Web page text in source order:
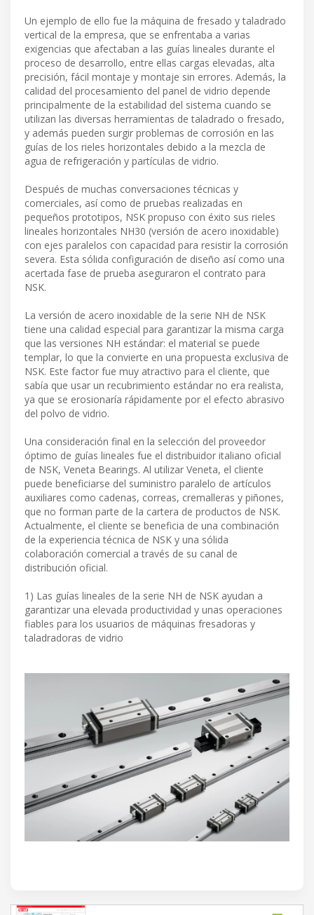
Un ejemplo de ello fue la máquina de fresado y taladrado
vertical de la empresa, que se enfrentaba a varias
exigencias que afectaban a las guías lineales durante el
proceso de desarrollo, entre ellas cargas elevadas, alta
precisión, fácil montaje y montaje sin errores. Además, la
calidad del procesamiento del panel de vidrio depende
principalmente de la estabilidad del sistema cuando se
utilizan las diversas herramientas de taladrado o fresado,
y además pueden surgir problemas de corrosión en las
guías de los rieles horizontales debido a la mezcla de
agua de refrigeración y partículas de vidrio.
Después de muchas conversaciones técnicas y
comerciales, así como de pruebas realizadas en
pequeños prototipos, NSK propuso con éxito sus rieles
lineales horizontales NH30 (versión de acero inoxidable)
con ejes paralelos con capacidad para resistir la corrosión
severa. Esta sólida configuración de diseño así como una
acertada fase de prueba aseguraron el contrato para
NSK.
La versión de acero inoxidable de la serie NH de NSK
tiene una calidad especial para garantizar la misma carga
que las versiones NH estándar: el material se puede
templar, lo que la convierte en una propuesta exclusiva de
NSK. Este factor fue muy atractivo para el cliente, que
sabía que usar un recubrimiento estándar no era realista,
ya que se erosionaría rápidamente por el efecto abrasivo
del polvo de vidrio.
Una consideración final en la selección del proveedor
óptimo de guías lineales fue el distribuidor italiano oficial
de NSK, Veneta Bearings. Al utilizar Veneta, el cliente
puede beneficiarse del suministro paralelo de artículos
auxiliares como cadenas, correas, cremalleras y piñones,
que no forman parte de la cartera de productos de NSK.
Actualmente, el cliente se beneficia de una combinación
de la experiencia técnica de NSK y una sólida
colaboración comercial a través de su canal de
distribución oficial.
1) Las guías lineales de la serie NH de NSK ayudan a
garantizar una elevada productividad y unas operaciones
fiables para los usuarios de máquinas fresadoras y
taladradoras de vidrio